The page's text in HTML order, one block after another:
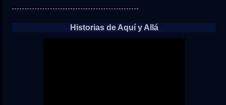
Historias de Aquí y Allá